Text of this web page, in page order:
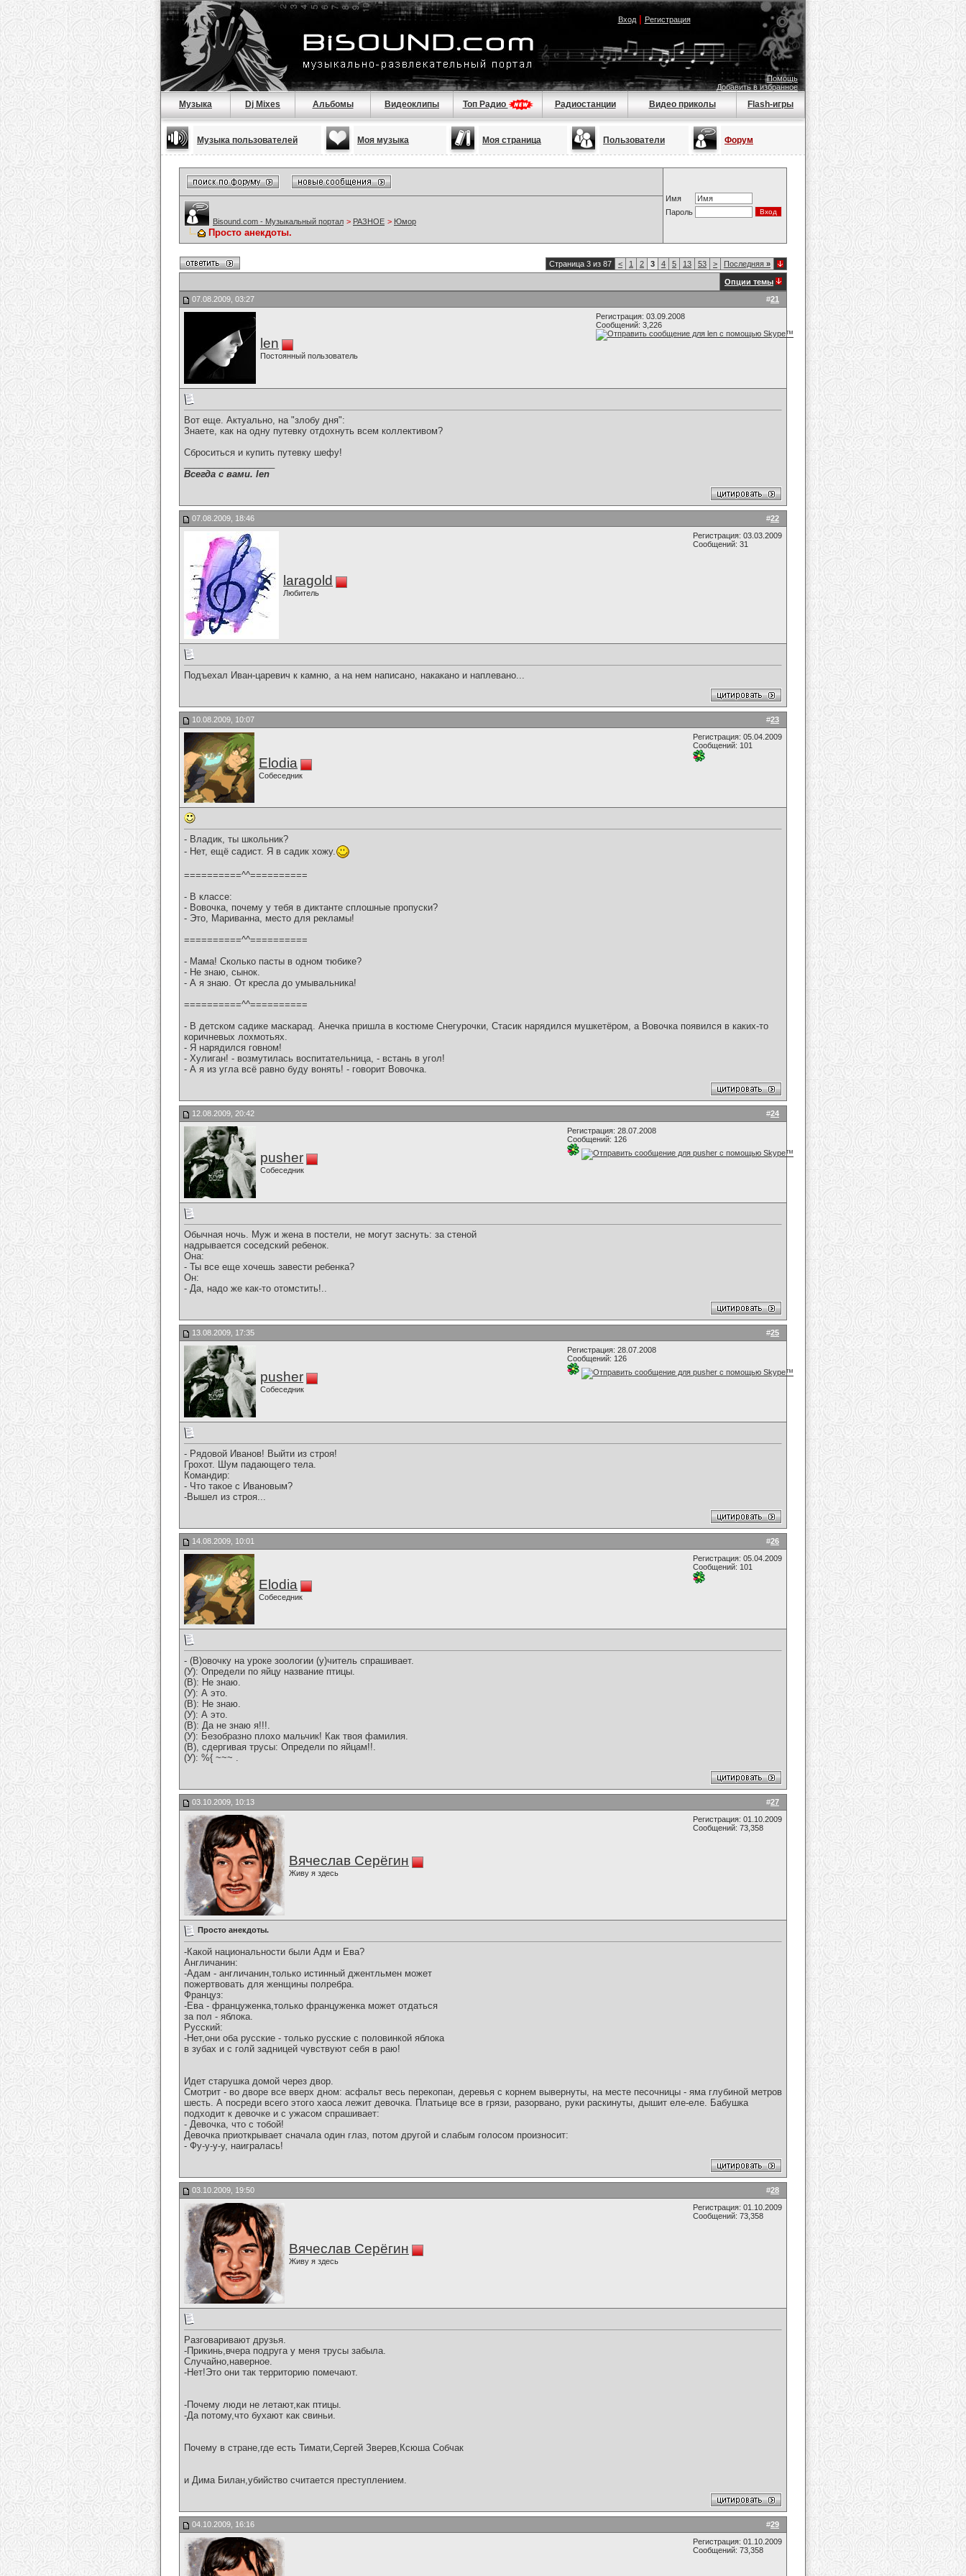
Вход| Регистрация
Помощь
Добавить в избранное
Музыка Dj Mixes Альбомы Видеоклипы Топ Радио Радиостанции Видео приколы Flash-игры
Музыка пользователей Моя музыка Моя страница Пользователи Форум
Имя
Пароль
Bisound.com - Музыкальный портал > РАЗНОЕ > Юмор
Просто анекдоты.
Страница 3 из 87 < 1 2 3 4 5 13 53 > Последняя »
Опции темы
#21
07.08.2009, 03:27
len
Постоянный пользователь
Регистрация: 03.09.2008
Сообщений: 3,226
Вот еще. Актуально, на "злобу дня":
Знаете, как на одну путевку отдохнуть всем коллективом?
Сброситься и купить путевку шефу!
Всегда с вами. len
#22
07.08.2009, 18:46
laragold
Любитель
Регистрация: 03.03.2009
Сообщений: 31
Подъехал Иван-царевич к камню, а на нем написано, накакано и наплевано...
#23
10.08.2009, 10:07
Elodia
Собеседник
Регистрация: 05.04.2009
Сообщений: 101
- Владик, ты школьник?
- Нет, ещё садист. Я в садик хожу.
==========^^==========
- В классе:
- Вовочка, почему у тебя в диктанте сплошные пропуски?
- Это, Мариванна, место для рекламы!
==========^^==========
- Мама! Сколько пасты в одном тюбике?
- Не знаю, сынок.
- А я знаю. От кресла до умывальника!
==========^^==========
- В детском садике маскарад. Анечка пришла в костюме Снегурочки, Стасик нарядился мушкетёром, а Вовочка появился в каких-то
коричневых лохмотьях.
- Я нарядился говном!
- Хулиган! - возмутилась воспитательница, - встань в угол!
- А я из угла всё равно буду вонять! - говорит Вовочка.
#24
12.08.2009, 20:42
pusher
Собеседник
Регистрация: 28.07.2008
Сообщений: 126
Обычная ночь. Муж и жена в постели, не могут заснуть: за стеной
надрывается соседский ребенок.
Она:
- Ты все еще хочешь завести ребенка?
Он:
- Да, надо же как-то отомстить!..
#25
13.08.2009, 17:35
pusher
Собеседник
Регистрация: 28.07.2008
Сообщений: 126
- Рядовой Иванов! Выйти из строя!
Грохот. Шум падающего тела.
Командир:
- Что такое с Ивановым?
-Вышел из строя...
#26
14.08.2009, 10:01
Elodia
Собеседник
Регистрация: 05.04.2009
Сообщений: 101
- (В)овочку на уроке зоологии (у)читель спрашивает.
(У): Определи по яйцу название птицы.
(В): Hе знаю.
(У): А это.
(В): Hе знаю.
(У): А это.
(В): Да не знаю я!!!.
(У): Безобразно плохо мальчик! Как твоя фамилия.
(В), сдергивая трусы: Определи по яйцам!!.
(У): %{ ~~~ .
#27
03.10.2009, 10:13
Вячеслав Серёгин
Живу я здесь
Регистрация: 01.10.2009
Сообщений: 73,358
Просто анекдоты.
-Какой национальности были Адм и Ева?
Англичанин:
-Адам - англичанин,только истинный джентльмен может
пожертвовать для женщины полребра.
Француз:
-Ева - француженка,только француженка может отдаться
за пол - яблока.
Русский:
-Нет,они оба русские - только русские с половинкой яблока
в зубах и с голй задницей чувствуют себя в раю!
Идет старушка домой через двор.
Смотрит - во дворе все вверх дном: асфальт весь перекопан, деревья с корнем вывернуты, на месте песочницы - яма глубиной метров
шесть. А посреди всего этого хаоса лежит девочка. Платьице все в грязи, разорвано, руки раскинуты, дышит еле-еле. Бабушка
подходит к девочке и с ужасом спрашивает:
- Девочка, что с тобой!
Девочка приоткрывает сначала один глаз, потом другой и слабым голосом произносит:
- Фу-у-у-у, наигралась!
#28
03.10.2009, 19:50
Вячеслав Серёгин
Живу я здесь
Регистрация: 01.10.2009
Сообщений: 73,358
Разговаривают друзья.
-Прикинь,вчера подруга у меня трусы забыла.
Случайно,наверное.
-Нет!Это они так территорию помечают.
-Почему люди не летают,как птицы.
-Да потому,что бухают как свиньи.
Почему в стране,где есть Тимати,Сергей Зверев,Ксюша Собчак
и Дима Билан,убийство считается преступлением.
#29
04.10.2009, 16:16
Регистрация: 01.10.2009
Сообщений: 73,358